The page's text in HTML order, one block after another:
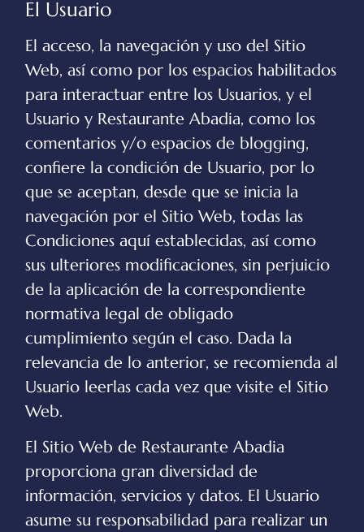
El Usuario
El acceso, la navegación y uso del Sitio
Web, así como por los espacios habilitados
para interactuar entre los Usuarios, y el
Usuario y Restaurante Abadia, como los
comentarios y/o espacios de blogging,
confiere la condición de Usuario, por lo
que se aceptan, desde que se inicia la
navegación por el Sitio Web, todas las
Condiciones aquí establecidas, así como
sus ulteriores modificaciones, sin perjuicio
de la aplicación de la correspondiente
normativa legal de obligado
cumplimiento según el caso. Dada la
relevancia de lo anterior, se recomienda al
Usuario leerlas cada vez que visite el Sitio
Web.
El Sitio Web de Restaurante Abadia
proporciona gran diversidad de
información, servicios y datos. El Usuario
asume su responsabilidad para realizar un